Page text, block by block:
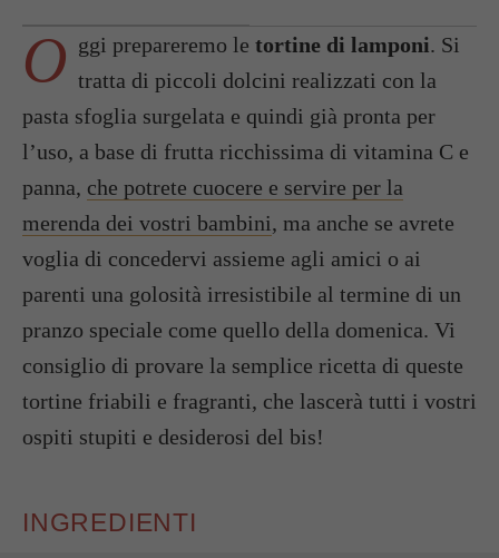
O ggi prepareremo le tortine di lamponi. Si
tratta di piccoli dolcini realizzati con la
pasta sfoglia surgelata e quindi già pronta per
l’uso, a base di frutta ricchissima di vitamina C e
panna, che potrete cuocere e servire per la
merenda dei vostri bambini, ma anche se avrete
voglia di concedervi assieme agli amici o ai
parenti una golosità irresistibile al termine di un
pranzo speciale come quello della domenica. Vi
consiglio di provare la semplice ricetta di queste
tortine friabili e fragranti, che lascerà tutti i vostri
ospiti stupiti e desiderosi del bis!
INGREDIENTI